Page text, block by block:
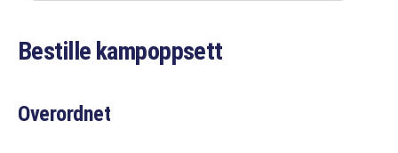
Bestille kampoppsett
Overordnet